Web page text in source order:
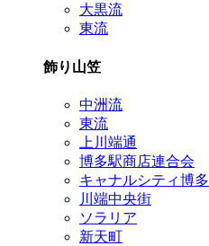
大黒流
東流
飾り山笠
中洲流
東流
上川端通
博多駅商店連合会
キャナルシティ博多
川端中央街
ソラリア
新天町